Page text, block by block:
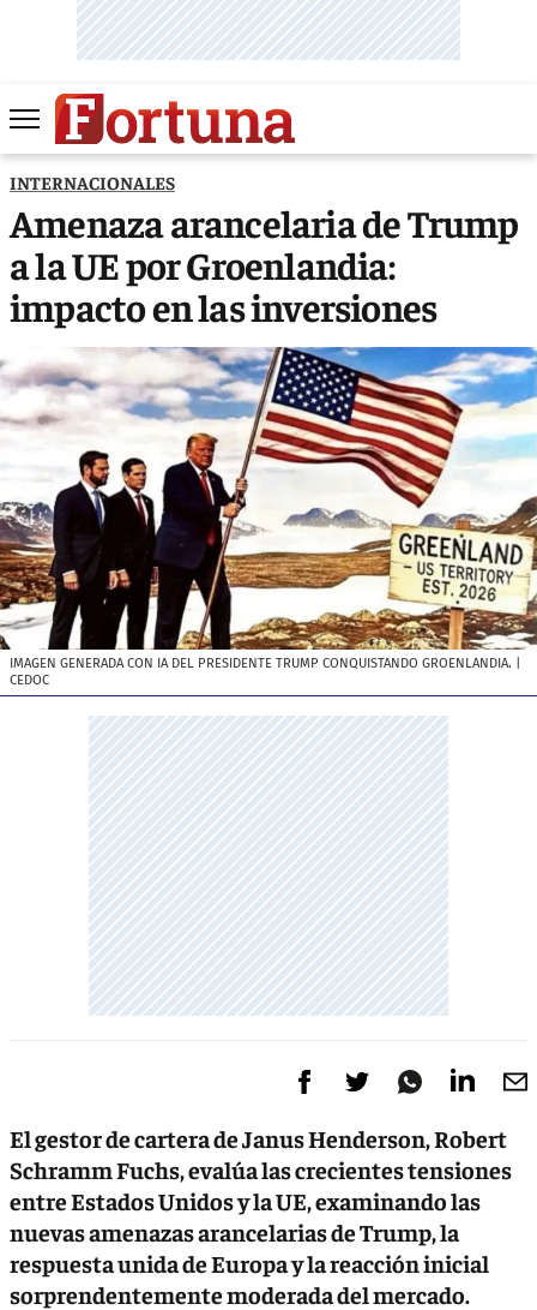
INTERNACIONALES
Amenaza arancelaria de Trump
a la UE por Groenlandia:
impacto en las inversiones
IMAGEN GENERADA CON IA DEL PRESIDENTE TRUMP CONQUISTANDO GROENLANDIA.
CEDOC
El gestor de cartera de Janus Henderson, Robert
Schramm Fuchs, evalúa las crecientes tensiones
entre Estados Unidos y la UE, examinando las
nuevas amenazas arancelarias de Trump, la
respuesta unida de Europa y la reacción inicial
sorprendentemente moderada del mercado.